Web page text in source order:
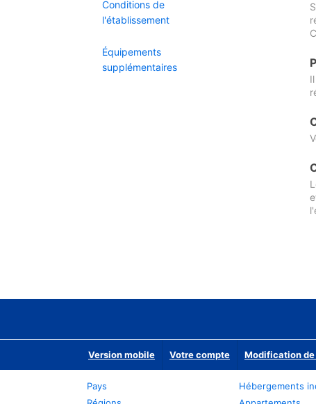
Conditions de
l'établissement
Équipements
supplémentaires
Version mobile Votre compte Modification
Pays
Hébergements